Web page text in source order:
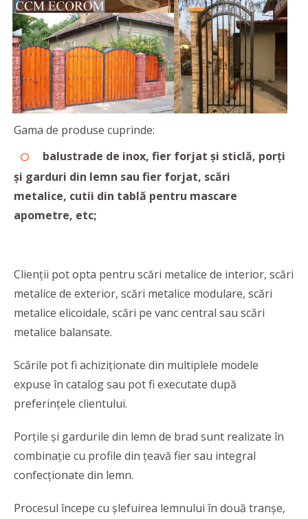
Gama de produse cuprinde:
balustrade de inox, fier forjat și sticlă, porți
și garduri din lemn sau fier forjat, scări
metalice, cutii din tablă pentru mascare
apometre, etc;
Clienții pot opta pentru scări metalice de interior, scări
metalice de exterior, scări metalice modulare, scări
metalice elicoidale, scări pe vanc central sau scări
metalice balansate.
Scările pot fi achiziționate din multiplele modele
expuse în catalog sau pot fi executate după
preferințele clientului.
Porțile și gardurile din lemn de brad sunt realizate în
combinație cu profile din țeavă fier sau integral
confecționate din lemn.
Procesul începe cu șlefuirea lemnului în două tranșe,